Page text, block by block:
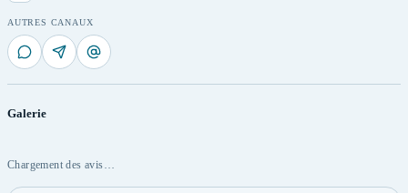
AUTRES CANAUX
Galerie
Chargement des avis…